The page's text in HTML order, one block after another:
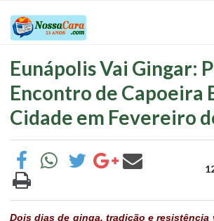
Eunápolis Vai Gingar:
Encontro de Capoeira
Cidade em Fevereiro
Dois dias de ginga, tradição e resistência